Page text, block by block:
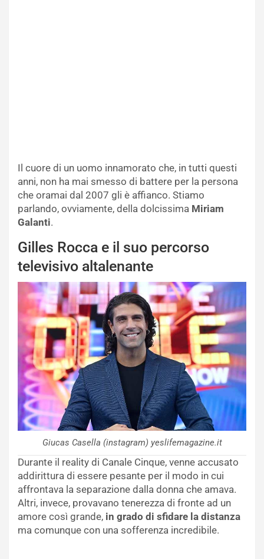
Il cuore di un uomo innamorato che, in tutti questi
anni, non ha mai smesso di battere per la persona
che oramai dal 2007 gli è affianco. Stiamo
parlando, ovviamente, della dolcissima Miriam
Galanti.
Gilles Rocca e il suo percorso
televisivo altalenante
Giucas Casella (instagram) yeslifemagazine.it
Durante il reality di Canale Cinque, venne accusato
addirittura di essere pesante per il modo in cui
affrontava la separazione dalla donna che amava.
Altri, invece, provavano tenerezza di fronte ad un
amore così grande, in grado di sfidare la distanza
ma comunque con una sofferenza incredibile.